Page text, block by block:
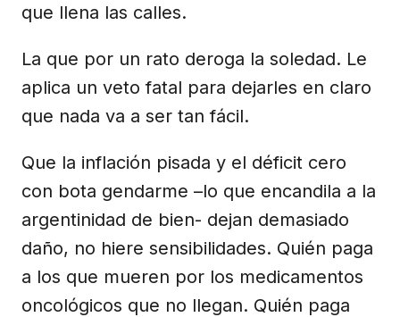
que llena las calles.
La que por un rato deroga la soledad. Le
aplica un veto fatal para dejarles en claro
que nada va a ser tan fácil.
Que la inflación pisada y el déficit cero
con bota gendarme –lo que encandila a la
argentinidad de bien- dejan demasiado
daño, no hiere sensibilidades. Quién paga
a los que mueren por los medicamentos
oncológicos que no llegan. Quién paga